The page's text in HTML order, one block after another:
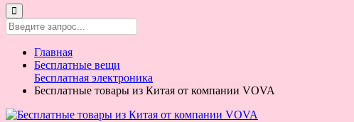
Главная
Бесплатные вещи
Бесплатная электроника
Бесплатные товары из Китая от компании VOVA